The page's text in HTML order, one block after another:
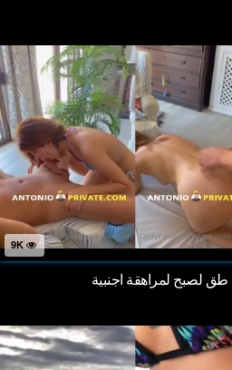
طق لصبح لمراهقة اجنبية